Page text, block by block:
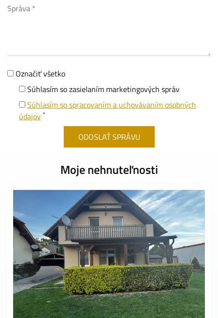
Označiť všetko
Súhlasím so zasielaním marketingových správ
Súhlasím so spracovaním a uchovávaním osobných
údajov *
Moje nehnuteľnosti